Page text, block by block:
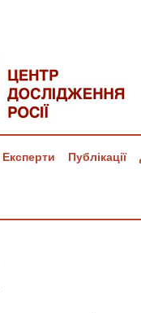
Експерти Публікації